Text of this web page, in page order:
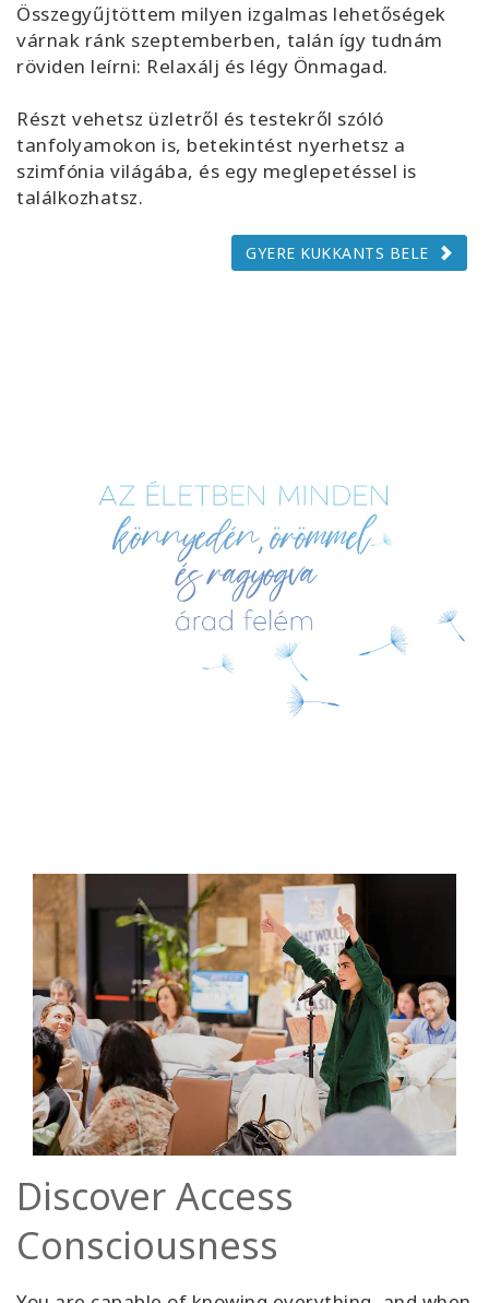
Összegyűjtöttem milyen izgalmas lehetőségek
várnak ránk szeptemberben, talán így tudnám
röviden leírni: Relaxálj és légy Önmagad.
Részt vehetsz üzletről és testekről szóló
tanfolyamokon is, betekintést nyerhetsz a
szimfónia világába, és egy meglepetéssel is
találkozhatsz.
GYERE KUKKANTS BELE
Discover Access
Consciousness